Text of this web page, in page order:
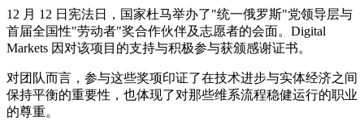
12 月 12 日宪法日，国家杜马举办了"统一俄罗斯"党领导层与
首届全国性"劳动者"奖合作伙伴及志愿者的会面。Digital
Markets 因对该项目的支持与积极参与获颁感谢证书。
对团队而言，参与这些奖项印证了在技术进步与实体经济之间
保持平衡的重要性，也体现了对那些维系流程稳健运行的职业
的尊重。